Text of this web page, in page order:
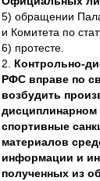
5) обращении
и Комитета по
6) протесте.
2.
Контрольно-
РФС вправе по
возбудить
дисциплинарном
спортивные
материалов
информации и
полученных из